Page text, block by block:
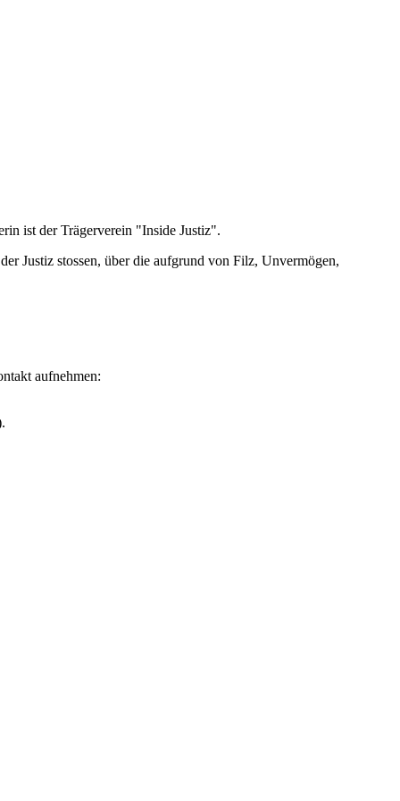
ist der Trägerverein "Inside Justiz".
Justiz stossen, über die aufgrund von Filz, Unvermögen,
aufnehmen: